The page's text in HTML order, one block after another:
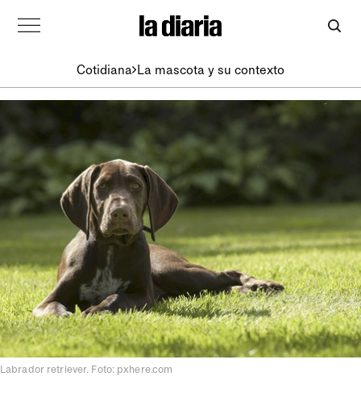
Cotidiana La mascota y su contexto
Labrador retriever. Foto: pxhere.com